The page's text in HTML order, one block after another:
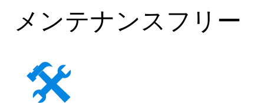
メンテナンスフリー